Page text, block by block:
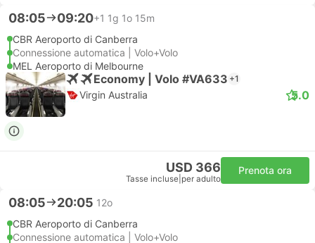
08:05 09:20+1 1g 1o 15m
CBR Aeroporto di Canberra
Connessione automatica | Volo+Volo
MEL Aeroporto di Melbourne
Economy | Volo #VA633 +1
Virgin Australia 5.0
USD 366
Tasse incluse per adulto
Prenota ora
08:05 20:05 12o
CBR Aeroporto di Canberra
Connessione automatica | Volo+Volo